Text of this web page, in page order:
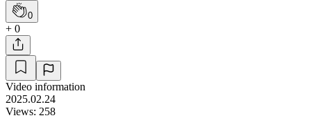
0
+ 0
Video information
2025.02.24
Views: 258